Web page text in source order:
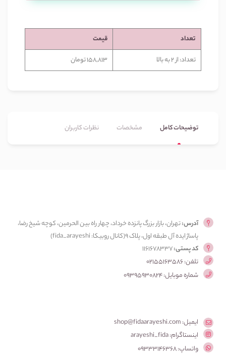
تعداد
قیمت
تعداد: از 2 به بالا
158,813 تومان
توضیحات کامل مشخصات نظرات کاربران
آدرس:تهران، بازار بزرگ پانزده خرداد، چهار راه بین الحرمین، کوچه شیخ رضا،
پاساژ ایده آل طبقه اول، پلاک ۹(کانال روبیکا: fida_arayeshi)
کد پستی:1161678337
تلفن: 02155163586
شماره موبایل: 09395930824
ایمیل: shop@fidaarayeshi.com
اینستاگرام: arayeshi_fida
واتساپ: 09333146368